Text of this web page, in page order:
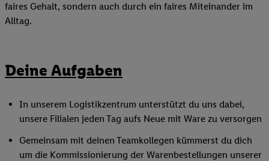
faires Gehalt, sondern auch durch ein faires Miteinander im
Alltag.
Deine Aufgaben
In unserem Logistikzentrum unterstützt du uns dabei,
unsere Filialen jeden Tag aufs Neue mit Ware zu versorgen
Gemeinsam mit deinen Teamkollegen kümmerst du dich
um die Kommissionierung der Warenbestellungen unserer